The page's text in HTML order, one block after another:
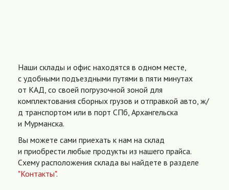
Наши склады и офис находятся в одном месте,
с удобными подъездными путями в пяти минутах
от КАД, со своей погрузочной зоной для
комплектования сборных грузов и отправкой авто, ж/
д транспортом или в порт СПб, Архангельска
и Мурманска.
Вы можете сами приехать к нам на склад
и приобрести любые продукты из нашего прайса.
Схему расположения склада вы найдете в разделе
"Контакты".